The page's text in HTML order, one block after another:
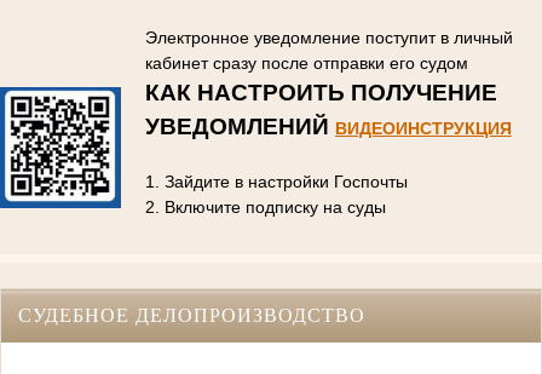
Электронное уведомление поступит в личный
кабинет сразу после отправки его судом
КАК НАСТРОИТЬ ПОЛУЧЕНИЕ
УВЕДОМЛЕНИЙ ВИДЕОИНСТРУКЦИЯ
1. Зайдите в настройки Госпочты
2. Включите подписку на суды
СУДЕБНОЕ ДЕЛОПРОИЗВОДСТВО